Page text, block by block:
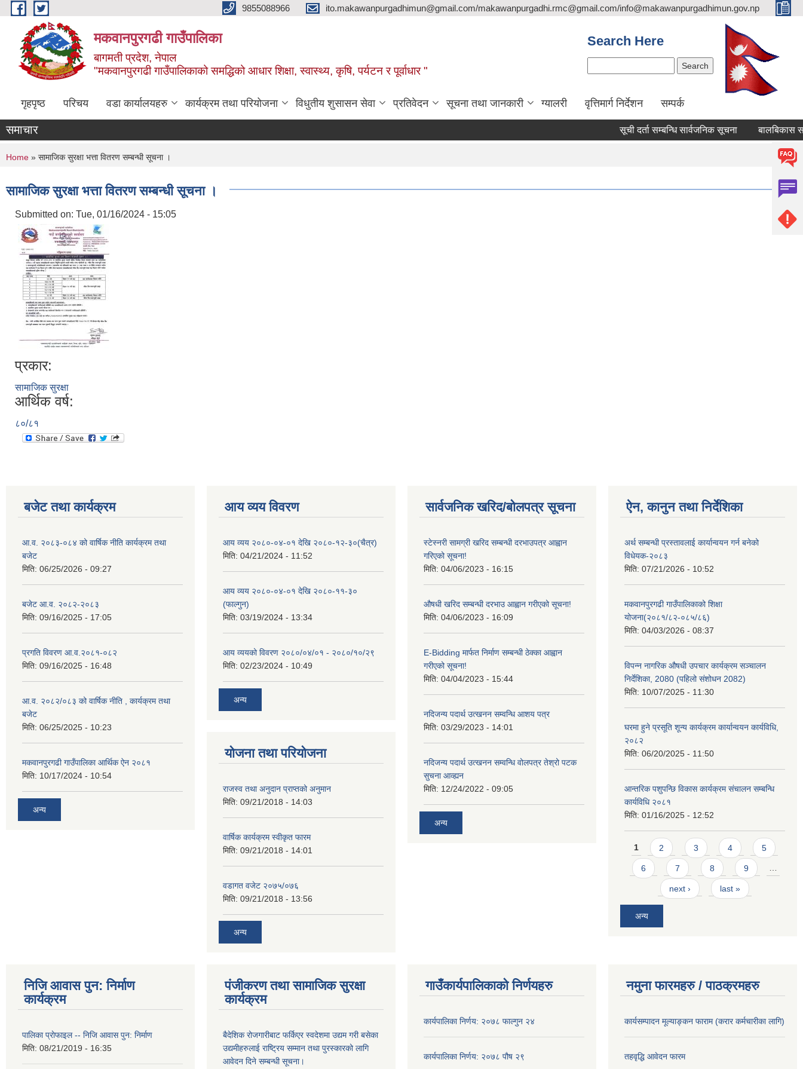
Skip to main content 9855088966 ito.makawanpurgadhimun@gmail.com/makawanpurgadhi.rmc@gmail.com/info@makawanpurgadhimun.gov.np
मकवानपुरगढी गाउँपालिका
बागमती प्रदेश, नेपाल
"मकवानपुरगढी गाउँपालिकाको समद्धिको आधार शिक्षा, स्‍वास्‍थ्‍य, कृषि, पर्यटन र पूर्वाधार "
Search Here
गृहपृष्ठ परिचय वडा कार्यालयहरु कार्यक्रम तथा परियोजना विधुतीय शुसासन सेवा प्रतिवेदन सूचना तथा जानकारी ग्यालरी वृत्तिमार्ग निर्देशन सम्पर्क
समाचार सूची दर्ता सम्बन्धि सार्वजनिक सूचना बालबिकास
You are here
Home » सामाजिक सुरक्षा भत्ता वितरण सम्बन्धी सूचना ।
सामाजिक सुरक्षा भत्ता वितरण सम्बन्धी सूचना ।
Submitted on: Tue, 01/16/2024 - 15:05
प्रकार:
सामाजिक सुरक्षा
आर्थिक वर्ष:
८०/८१
बजेट तथा कार्यक्रम
आ.व. २०८३-०८४ को वार्षिक नीति कार्यक्रम तथा
बजेट
मिति: 06/25/2026 - 09:27
बजेट आ.व. २०८२-२०८३
मिति: 09/16/2025 - 17:05
प्रगति विवरण आ.व.२०८१-०८२
मिति: 09/16/2025 - 16:48
आ.व. २०८२/०८३ को वार्षिक नीति , कार्यक्रम तथा
बजेट
मिति: 06/25/2025 - 10:23
मकवानपुरगढी गाउँपालिका आर्थिक ‌‌‌ऐन २०८१
मिति: 10/17/2024 - 10:54
अन्य
आय व्यय विवरण
आय व्यय २०८०-०४-०१ देखि २०८०-१२-३०(चैत्र)
मिति: 04/21/2024 - 11:52
आय व्यय २०८०-०४-०१ देखि २०८०-११-३०
(फाल्गुन)
मिति: 03/19/2024 - 13:34
आय व्ययको विवरण २०८०/०४/०१ - २०८०/१०/२९
मिति: 02/23/2024 - 10:49
अन्य
योजना तथा परियोजना
राजस्व तथा अनुदान प्राप्तको अनुमान
मिति: 09/21/2018 - 14:03
वार्षिक कार्यक्रम स्वीकृत फारम
मिति: 09/21/2018 - 14:01
वडागत वजेट २०७५/०७६
मिति: 09/21/2018 - 13:56
अन्य
सार्वजनिक खरिद/बोलपत्र सूचना
स्टेस्नरी सामग्री खरिद सम्बन्धी दरभाउपत्र आह्वान
गरिएको सूचना!
मिति: 04/06/2023 - 16:15
औषधी खरिद सम्बन्धी दरभाउ आह्वान गरीएको सूचना!
मिति: 04/06/2023 - 16:09
E-Bidding मार्फत निर्माण सम्बन्धी ठेक्का आह्वान
गरीएको सूचना!
मिति: 04/04/2023 - 15:44
नदिजन्य पदार्थ उत्खनन सम्वन्धि आशय पत्र
मिति: 03/29/2023 - 14:01
नदिजन्य पदार्थ उत्खनन सम्वन्धि वोलपत्र तेश्रो पटक
सुचना आव्ह्यन
मिति: 12/24/2022 - 09:05
अन्य
ऐन, कानुन तथा निर्देशिका
अर्थ सम्बन्धी प्रस्तावलाई कार्यान्वयन गर्न बनेको
विधेयक-२०८३
मिति: 07/21/2026 - 10:52
मकवानपुरगढी गाउँपालिकाको शिक्षा
योजना(२०८१/८२-०८५/८६)
मिति: 04/03/2026 - 08:37
विपन्न नागरिक औषधी उपचार कार्यक्रम सञ्चालन
निर्देशिका, 2080 (पहिलो संशोधन 2082)
मिति: 10/07/2025 - 11:30
घरमा हुने प्रसूति शून्य कार्यक्रम कार्यान्वयन कार्यविधि,
२०८२
मिति: 06/20/2025 - 11:50
आन्तरिक पशुपन्छि विकास कार्यक्रम संचालन सम्बन्धि
कार्यविधि २०८१
मिति: 01/16/2025 - 12:52
Pages
1 2 3 4 5
6 7 8 9 …
next › last »
अन्य
निजि आवास पुन: निर्माण
कार्यक्रम
पालिका प्राेफाइल -- निजि आवास पुन: निर्माण
मिति: 08/21/2019 - 16:35
पंजीकरण तथा सामाजिक सुरक्षा
कार्यक्रम
बैदेशिक रोजगारीबाट फर्किएर स्वदेशमा उद्यम गरी बसेका
उद्यमीहरुलाई राष्‍ट्रिय सम्मान तथा पुरस्कारको लागि
आवेदन दिने सम्बन्धी सूचना।
गाउँकार्यपालिकाको निर्णयहरु
कार्यपालिका निर्णय: २०७८ फाल्गुन २४
कार्यपालिका निर्णय: २०७८ पौष २९
नमुना फारमहरु / पाठक्रमहरु
कार्यसम्पादन मूल्याङ्कन फाराम (करार कर्मचारीका लागि)
तहवृद्धि आवेदन फारम